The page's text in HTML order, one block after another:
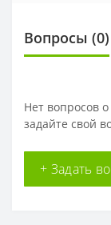
Вопросы (0)
Нет вопросов
задайте свой
+ Задать